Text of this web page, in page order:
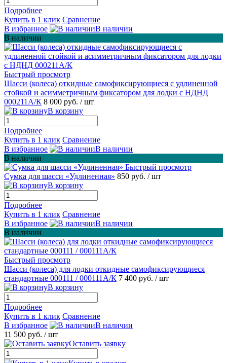
Подробнее
Купить в 1 клик Сравнение
В избранное
В наличии
В наличии
Быстрый просмотр
Шасси (колеса) откидные самофиксирующиеся с удлиненной
стойкой и асимметричным фиксатором для лодки с НДНД
000211A/К 8 000 руб. / шт
В корзину
Подробнее
Купить в 1 клик Сравнение
В избранное
В наличии
В наличии
Быстрый просмотр
Сумка для шасси «Удлиненная» 850 руб. / шт
В корзину
Подробнее
Купить в 1 клик Сравнение
В избранное
В наличии
В наличии
Быстрый просмотр
Шасси (колеса) для лодки откидные самофиксирующиеся
стандартные 000111 / 000111A/К 7 400 руб. / шт
В корзину
Подробнее
Купить в 1 клик Сравнение
В избранное
В наличии
11 500 руб. / шт
Оставить заявку